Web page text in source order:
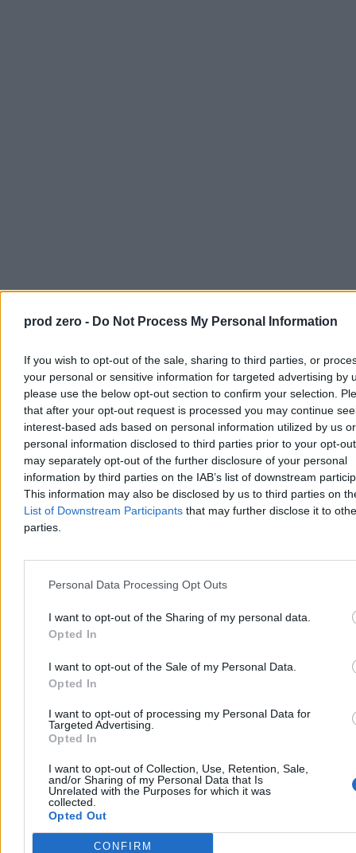
prod zero - Do Not Process My Personal Information
If you wish to opt-out of the sale, sharing to third parties, or
your personal or sensitive information for targeted advertising by
please use the below opt-out section to confirm your selection.
that after your opt-out request is processed you may continue
interest-based ads based on personal information utilized by us or
personal information disclosed to third parties prior to your opt-
may separately opt-out of the further disclosure of your personal
information by third parties on the IAB’s list of downstream
This information may also be disclosed by us to third parties on
List of Downstream Participants that may further disclose it to
parties.
Personal Data Processing Opt Outs
I want to opt-out of the Sharing of my personal data.
Opted In
I want to opt-out of the Sale of my Personal Data.
Opted In
I want to opt-out of processing my Personal Data for
Targeted Advertising.
Opted In
I want to opt-out of Collection, Use, Retention, Sale,
and/or Sharing of my Personal Data that Is
Unrelated with the Purposes for which it was
collected.
Opted Out
CONFIRM
Najgorsze jest to, że trudno odróżnić, kiedy premier czy prezydent
mówią prawdę, a kiedy kłamią. Słowa tracą stopniowo sens i
znaczenie. Ludzie na ten brak komunikacji reagują różnie. Jedni
fanatycznie wierzą notorycznemu kłamcy, bo się do niego
przywiązali, bo on jest z ich obozu politycznego. Inni znów
próbują się ratować, przyjmując postawę obronną, nie chodząc na
wybory w przekonaniu, że wszyscy politycy kłamią.
Są i tacy politycy, którzy na stawiane im zarzuty odpowiadają jak
przestępcy. Idą w zaparte. Tak reagujeTrump, który na zarzut, że
ludziom żyje się pod jego rządami gorzej, odpowiada, że wręcz
pieją z zachwytu. A sondaże, cóż, to wina tendencyjnych mediów,
polityków a światem realnym rośnie przepaść. Zwłaszcza że coraz
trudniej zrozumieć świat, w którym przestają się liczyć wartości, a
tylko siła budowana na oszukiwaniu.
Kampania kłamstw
Na kłamstwie budowana jest wrogość do innych narodów czy
imigrantów. Kampania kłamstw nacjonalistycznej prawicy
wzmocniła falę niechęci do Ukraińców i Ukrainy. Warto zacytować
Iwana Kaczanowskiego, który brednie na temat Ukrainy odkłamuje
takimi oto słowami:
Reklama